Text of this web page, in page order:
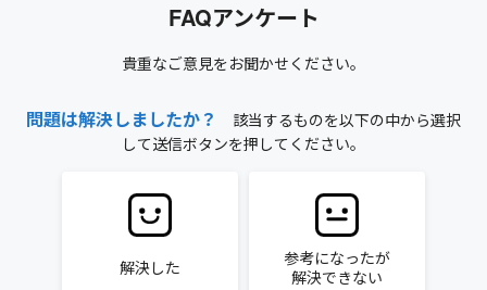
FAQアンケート
貴重なご意見をお聞かせください。
問題は解決しましたか？
該当するものを以下の中から選択
して送信ボタンを押してください。
解決した
参考になったが
解決できない